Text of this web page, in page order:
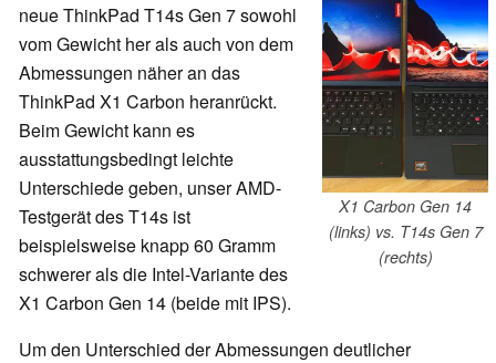
X1 Carbon Gen 14
(links) vs. T14s Gen 7
(rechts)
neue ThinkPad T14s Gen 7 sowohl
vom Gewicht her als auch von dem
Abmessungen näher an das
ThinkPad X1 Carbon heranrückt.
Beim Gewicht kann es
ausstattungsbedingt leichte
Unterschiede geben, unser AMD-
Testgerät des T14s ist
beispielsweise knapp 60 Gramm
schwerer als die Intel-Variante des
X1 Carbon Gen 14 (beide mit IPS).
Um den Unterschied der Abmessungen deutlicher